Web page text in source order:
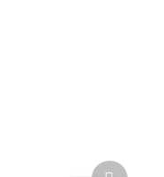
Další